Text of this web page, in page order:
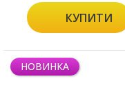
КУПИТИ
НОВИНКА